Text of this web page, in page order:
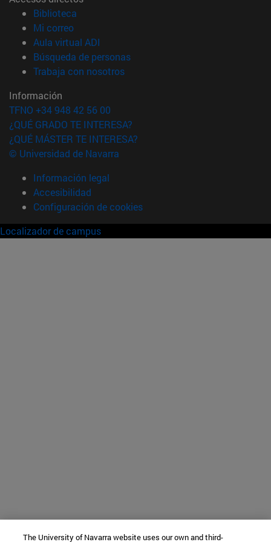
Biblioteca
Mi correo(abre en nueva ventana)
Aula virtual ADI
Búsqueda de personas(abre en nueva ventana)
Trabaja con nosotros(abre en nueva ventana)
Información
TFNO +34 948 42 56 00
¿QUÉ GRADO TE INTERESA?
¿QUÉ MÁSTER TE INTERESA?
© Universidad de Navarra
Información legal
Accesibilidad
Configuración de cookies
Localizador de campus
The University of Navarra website uses our own and third-